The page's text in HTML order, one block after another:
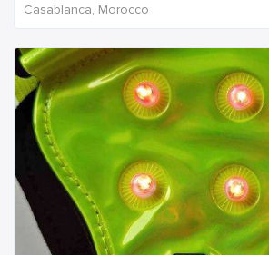
Casablanca, Morocco